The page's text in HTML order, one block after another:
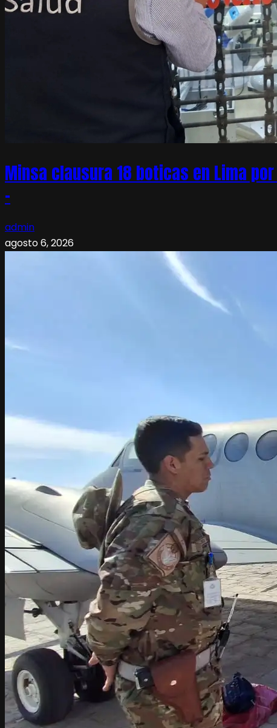
Minsa clausura 18 boticas en Lima
–
admin
agosto 6, 2026